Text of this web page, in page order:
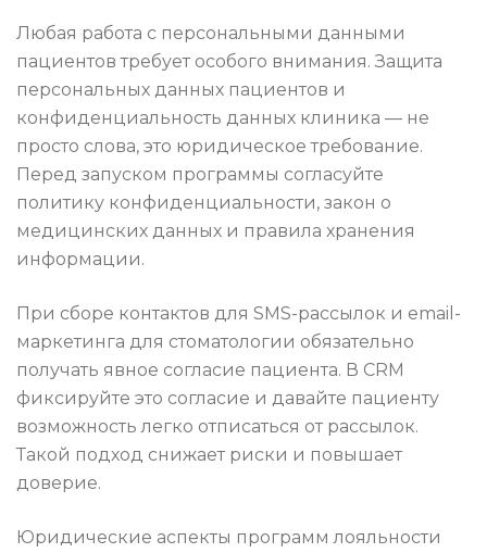
Любая работа с персональными данными
пациентов требует особого внимания. Защита
персональных данных пациентов и
конфиденциальность данных клиника — не
просто слова, это юридическое требование.
Перед запуском программы согласуйте
политику конфиденциальности, закон о
медицинских данных и правила хранения
информации.
При сборе контактов для SMS-рассылок и email-
маркетинга для стоматологии обязательно
получать явное согласие пациента. В CRM
фиксируйте это согласие и давайте пациенту
возможность легко отписаться от рассылок.
Такой подход снижает риски и повышает
доверие.
Юридические аспекты программ лояльности